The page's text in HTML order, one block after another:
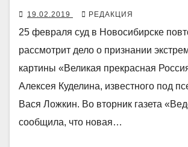
19.02.2019 РЕДАКЦИЯ
25 февраля суд в Новосибирске
рассмотрит дело о признании
картины «Великая прекрасная
Алексея Куделина, известного под
Вася Ложкин. Во вторник газета
сообщила, что новая…